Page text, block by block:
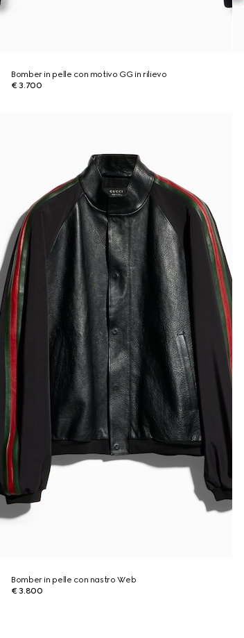
Bomber in pelle con motivo GG in rilievo
€ 3.700
Bomber in pelle con nastro Web
€ 3.800